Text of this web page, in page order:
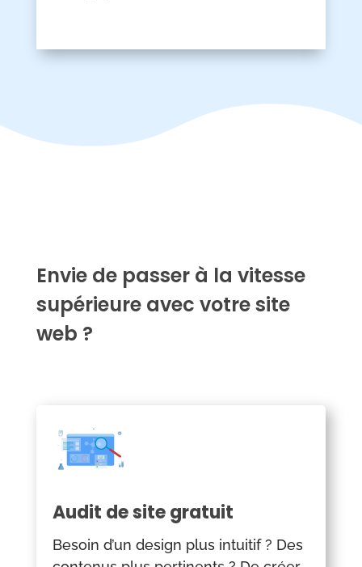
Envie de passer à la vitesse
supérieure avec votre site
web ?
Audit de site gratuit
Besoin d’un design plus intuitif ? Des